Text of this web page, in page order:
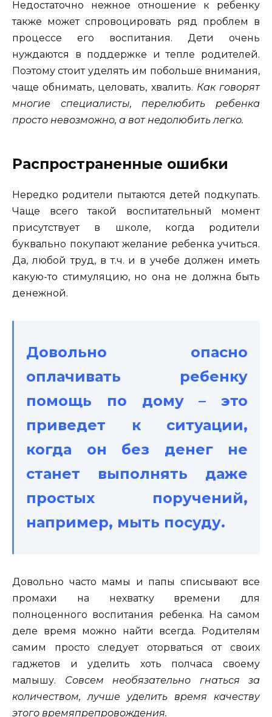
Недостаточно нежное отношение к ребенку
также может спровоцировать ряд проблем в
процессе его воспитания. Дети очень
нуждаются в поддержке и тепле родителей.
Поэтому стоит уделять им побольше внимания,
чаще обнимать, целовать, хвалить. Как говорят
многие специалисты, перелюбить ребенка
просто невозможно, а вот недолюбить легко.
Распространенные ошибки
Нередко родители пытаются детей подкупать.
Чаще всего такой воспитательный момент
присутствует в школе, когда родители
буквально покупают желание ребенка учиться.
Да, любой труд, в т.ч. и в учебе должен иметь
какую-то стимуляцию, но она не должна быть
денежной.
Довольно опасно
оплачивать ребенку
помощь по дому – это
приведет к ситуации,
когда он без денег не
станет выполнять даже
простых поручений,
например, мыть посуду.
Довольно часто мамы и папы списывают все
промахи на нехватку времени для
полноценного воспитания ребенка. На самом
деле время можно найти всегда. Родителям
самим просто следует оторваться от своих
гаджетов и уделить хоть полчаса своему
малышу. Совсем необязательно гнаться за
количеством, лучше уделить время качеству
этого времяпрепровождения.